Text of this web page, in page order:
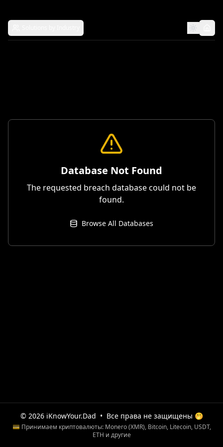
Database Not Found
The requested breach database could not be
found.
Browse All Databases
© 2026 iKnowYour.Dad • Все права не защищены 🤭
💳 Принимаем криптовалюты: Monero (XMR), Bitcoin, Litecoin, USDT,
ETH и другие